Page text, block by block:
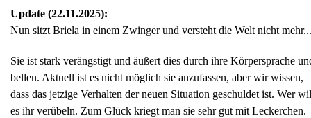
Update (22.11.2025):
Nun sitzt Briela in einem Zwinger und versteht die Welt nicht
Sie ist stark verängstigt und äußert dies durch ihre Körpersprache
bellen. Aktuell ist es nicht möglich sie anzufassen, aber wir wissen,
dass das jetzige Verhalten der neuen Situation geschuldet ist. Wer
es ihr verübeln. Zum Glück kriegt man sie sehr gut mit Leckerchen.